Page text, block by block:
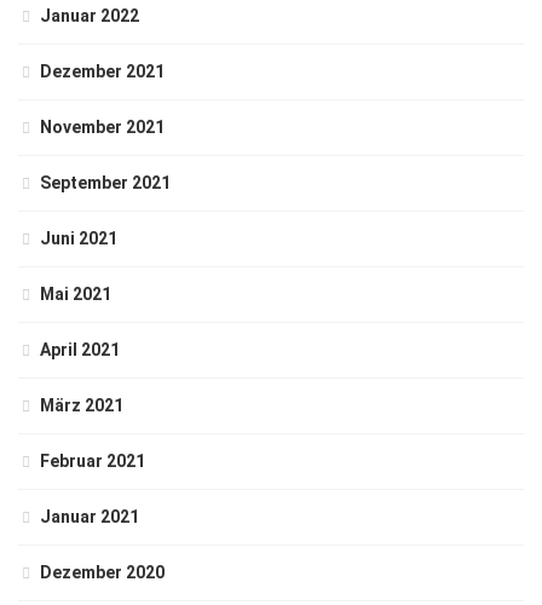
Januar 2022
Dezember 2021
November 2021
September 2021
Juni 2021
Mai 2021
April 2021
März 2021
Februar 2021
Januar 2021
Dezember 2020